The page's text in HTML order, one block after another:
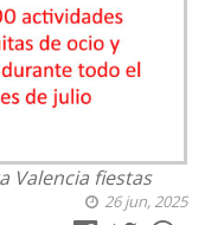
Valencia fiestas
26 jun, 2025